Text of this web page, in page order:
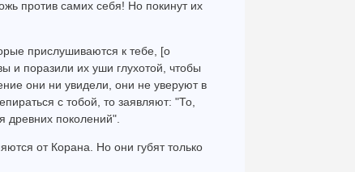
против самих себя! Но покинут их
прислушиваются к тебе, [о
и поразили их уши глухотой, чтобы
они ни увидели, они не уверуют в
с тобой, то заявляют: "То,
древних поколений".
от Корана. Но они губят только